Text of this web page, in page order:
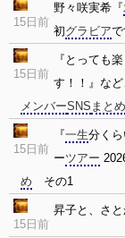
15日前
野々咲実希『
初グラビアで
15日前
『とっても
す！！』な
メンバーSNS まとめ
15日前
『一生分く
ーツアー
め その1
15日前
昇子と、さ